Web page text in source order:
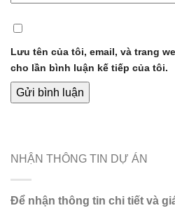
Lưu tên của tôi, email, và trang
cho lần bình luận kế tiếp của tôi.
NHẬN THÔNG TIN DỰ ÁN
Để nhận thông tin chi tiết và